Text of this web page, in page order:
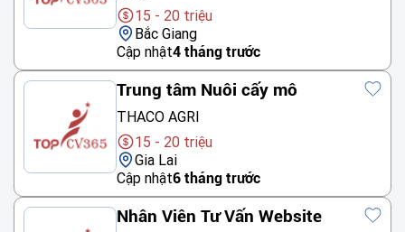
15 - 20 triệu
Bắc Giang
Cập nhật4 tháng trước
Trung tâm Nuôi cấy mô
THACO AGRI
15 - 20 triệu
Gia Lai
Cập nhật6 tháng trước
Nhân Viên Tư Vấn Website